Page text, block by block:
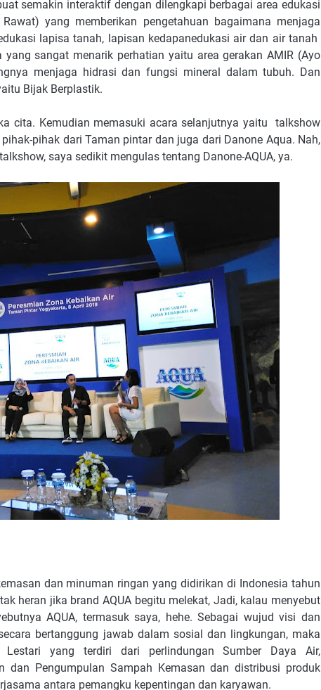
semakin interaktif dengan dilengkapi berbagai area edukasi
yang memberikan pengetahuan bagaimana menjaga
lapisa tanah, lapisan kedapanedukasi air dan air tanah
sangat menarik perhatian yaitu area gerakan AMIR (Ayo
menjaga hidrasi dan fungsi mineral dalam tubuh. Dan
Bijak Berplastik.
cita. Kemudian memasuki acara selanjutnya yaitu talkshow
pihak dari Taman pintar dan juga dari Danone Aqua. Nah,
saya sedikit mengulas tentang Danone-AQUA, ya.
dan minuman ringan yang didirikan di Indonesia tahun
heran jika brand AQUA begitu melekat, Jadi, kalau menyebut
AQUA, termasuk saya, hehe. Sebagai wujud visi dan
bertanggung jawab dalam sosial dan lingkungan, maka
Lestari yang terdiri dari perlindungan Sumber Daya Air,
dan Pengumpulan Sampah Kemasan dan distribusi produk
antara pemangku kepentingan dan karyawan.